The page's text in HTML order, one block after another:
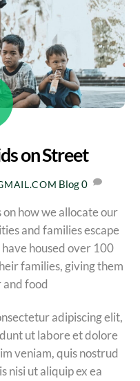
on Street
Blog0
how we allocate our
and families escape
housed over 100
families, giving them
and food
adipiscing elit,
ut labore et dolore
veniam, quis nostrud
nisi ut aliquip ex ea